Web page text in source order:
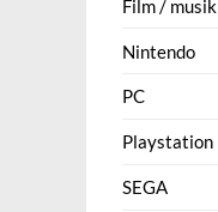
Film / musik
Nintendo
PC
Playstation
SEGA